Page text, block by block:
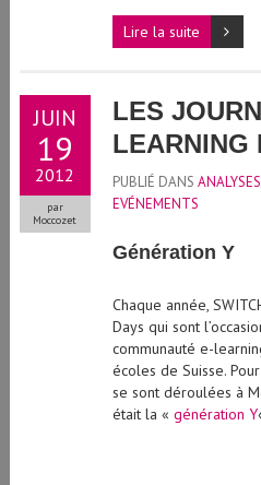
Lire la suite
JUIN
19
2012
par
Moccozet
LES
LEARNING
PUBLIÉ DANS
EVÉNEMENTS
Génération Y
Chaque année,
Days qui sont
communauté e-
écoles de Suisse. Pour
se sont déroulées à
était la « génération Y